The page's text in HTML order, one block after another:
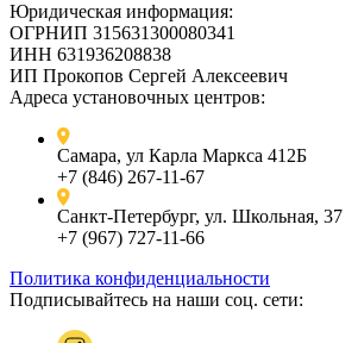
Юридическая информация:
ОГРНИП 315631300080341
ИНН 631936208838
ИП Прокопов Сергей Алексеевич
Адреса установочных центров:
Самара, ул Карла Маркса 412Б
+7 (846) 267-11-67
Санкт-Петербург, ул. Школьная, 37
+7 (967) 727-11-66
Политика конфиденциальности
Подписывайтесь на наши соц. сети: